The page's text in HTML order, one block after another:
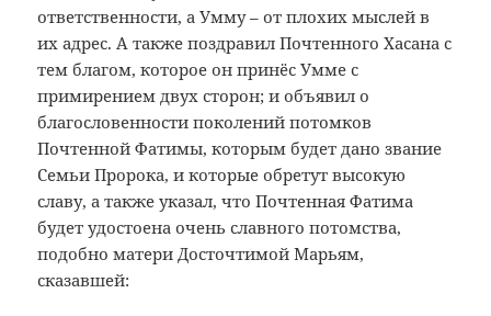
ответственности, а Умму – от плохих мыслей в
их адрес. А также поздравил Почтенного Хасана с
тем благом, которое он принёс Умме с
примирением двух сторон; и объявил о
благословенности поколений потомков
Почтенной Фатимы, которым будет дано звание
Семьи Пророка, и которые обретут высокую
славу, а также указал, что Почтенная Фатима
будет удостоена очень славного потомства,
подобно матери Досточтимой Марьям,
сказавшей: